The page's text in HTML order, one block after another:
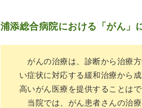
浦添総合病院における「がん
がんの治療は、診断から治療
い症状に対応する緩和治療から
高いがん医療を提供することはで
当院では、がん患者さんの治